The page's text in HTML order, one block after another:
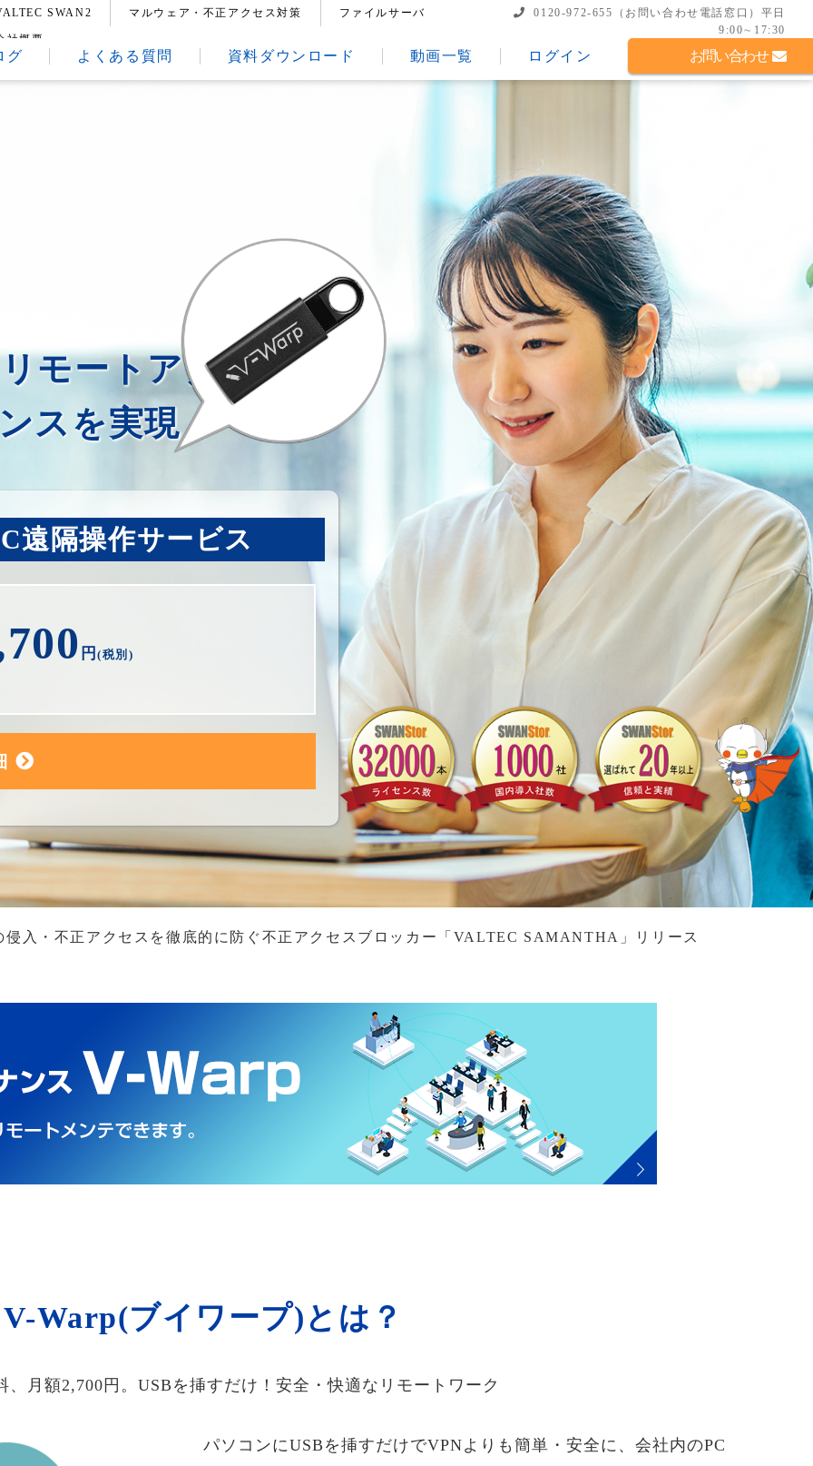
SWAN2 マルウェア・不正アクセス対策 ファイルサーバ
社概要
0120-972-655 （お問い合わせ電話窓口） 平日
9:00∼17:30
グ よくある質問 資料ダウンロード 動画一覧 ログイン お問い合わせ
モートアクセスや
スを実現
遠隔操作サービス
円(税別)
侵入・不正アクセスを徹底的に防ぐ不正アクセスブロッカー「VALTEC SAMANTHA」リリース
V-Warp(ブイワープ)とは？
、月額2,700円。USBを挿すだけ！安全・快適なリモートワーク
パソコンにUSBを挿すだけでVPNよりも簡単・安全に、会社内のPC